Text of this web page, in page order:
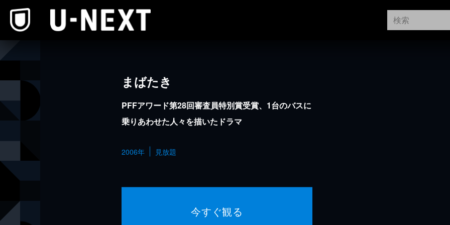
まばたき
PFFアワード第28回審査員特別賞受賞、1台のバスに
乗りあわせた人々を描いたドラマ
2006年 見放題
今すぐ観る